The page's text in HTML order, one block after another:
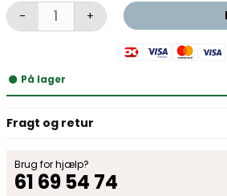
- +
På lager
Fragt og retur
Brug for hjælp?
61 69 54 74